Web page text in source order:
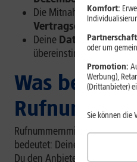
Die Mitnahme istzum
Vertragsende oder
Deine Daten müssen
übereinstimmen.
Was
Rufnummernmitnahme, auch
bedeutet: Deine
Du den Anbieter oder Vertrag
Komfort:
oder um
Promotion:
Werbung),
(Drittanbieter)
Sie können die